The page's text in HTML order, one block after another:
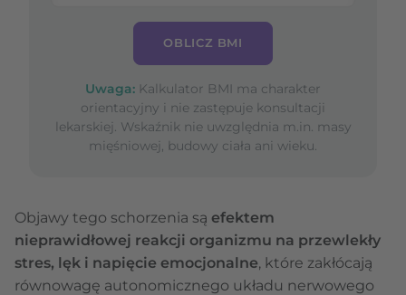
OBLICZ BMI
Uwaga: Kalkulator BMI ma charakter
orientacyjny i nie zastępuje konsultacji
lekarskiej. Wskaźnik nie uwzględnia m.in. masy
mięśniowej, budowy ciała ani wieku.
Objawy tego schorzenia są efektem
nieprawidłowej reakcji organizmu na przewlekły
stres, lęk i napięcie emocjonalne, które zakłócają
równowagę autonomicznego układu nerwowego